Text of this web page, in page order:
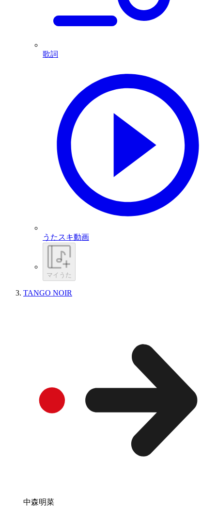
歌詞
うたスキ動画
マイうた
TANGO NOIR
中森明菜